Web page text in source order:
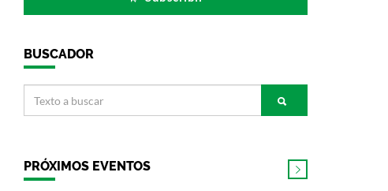
BUSCADOR
PRÓXIMOS EVENTOS